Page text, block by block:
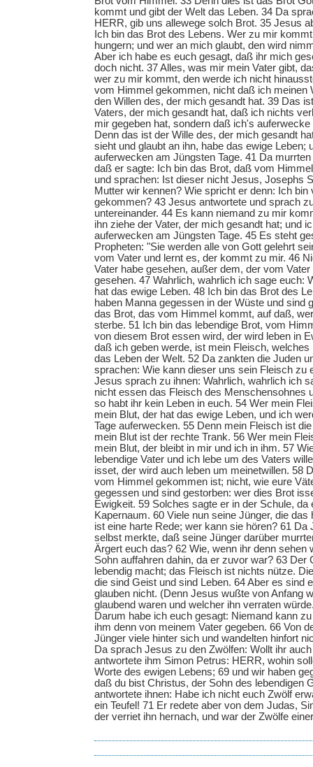
kommt und gibt der Welt das Leben. 34 Da
HERR, gib uns allewege solch Brot. 35 Jesus
Ich bin das Brot des Lebens. Wer zu mir
hungern; und wer an mich glaubt, den wird
Aber ich habe es euch gesagt, daß ihr mich
doch nicht. 37 Alles, was mir mein Vater gibt,
wer zu mir kommt, den werde ich nicht
vom Himmel gekommen, nicht daß ich meinen
den Willen des, der mich gesandt hat. 39 Das
Vaters, der mich gesandt hat, daß ich nichts
mir gegeben hat, sondern daß ich's
Denn das ist der Wille des, der mich gesandt
sieht und glaubt an ihn, habe das ewige Leben;
auferwecken am Jüngsten Tage. 41 Da
daß er sagte: Ich bin das Brot, daß vom
und sprachen: Ist dieser nicht Jesus, Josephs
Mutter wir kennen? Wie spricht er denn: Ich bin
gekommen? 43 Jesus antwortete und sprach
untereinander. 44 Es kann niemand zu mir
ihn ziehe der Vater, der mich gesandt hat; und
auferwecken am Jüngsten Tage. 45 Es steht
Propheten: "Sie werden alle von Gott gelehrt
vom Vater und lernt es, der kommt zu mir. 46
Vater habe gesehen, außer dem, der vom
gesehen. 47 Wahrlich, wahrlich ich sage euch:
hat das ewige Leben. 48 Ich bin das Brot des
haben Manna gegessen in der Wüste und sind
das Brot, das vom Himmel kommt, auf daß,
sterbe. 51 Ich bin das lebendige Brot, vom
von diesem Brot essen wird, der wird leben in
daß ich geben werde, ist mein Fleisch, welches
das Leben der Welt. 52 Da zankten die Juden
sprachen: Wie kann dieser uns sein Fleisch zu
Jesus sprach zu ihnen: Wahrlich, wahrlich ich
nicht essen das Fleisch des Menschensohnes
so habt ihr kein Leben in euch. 54 Wer mein
mein Blut, der hat das ewige Leben, und ich
Tage auferwecken. 55 Denn mein Fleisch ist
mein Blut ist der rechte Trank. 56 Wer mein
mein Blut, der bleibt in mir und ich in ihm. 57
lebendige Vater und ich lebe um des Vaters
isset, der wird auch leben um meinetwillen. 58
vom Himmel gekommen ist; nicht, wie eure
gegessen und sind gestorben: wer dies Brot
Ewigkeit. 59 Solches sagte er in der Schule, da
Kapernaum. 60 Viele nun seine Jünger, die
ist eine harte Rede; wer kann sie hören? 61 Da
selbst merkte, daß seine Jünger darüber
Ärgert euch das? 62 Wie, wenn ihr denn sehen
Sohn auffahren dahin, da er zuvor war? 63 Der
lebendig macht; das Fleisch ist nichts nütze.
die sind Geist und sind Leben. 64 Aber es sind
glauben nicht. (Denn Jesus wußte von Anfang
glaubend waren und welcher ihn verraten
Darum habe ich euch gesagt: Niemand kann
ihm denn von meinem Vater gegeben. 66 Von
Jünger viele hinter sich und wandelten hinfort
Da sprach Jesus zu den Zwölfen: Wollt ihr
antwortete ihm Simon Petrus: HERR, wohin
Worte des ewigen Lebens; 69 und wir haben
daß du bist Christus, der Sohn des lebendigen
antwortete ihnen: Habe ich nicht euch Zwölf
ein Teufel! 71 Er redete aber von dem Judas,
der verriet ihn hernach, und war der Zwölfe